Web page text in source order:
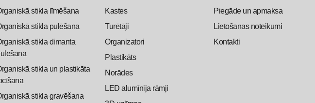
stikla līmēšana
stikla pulēšana
stikla dimanta
stikla un plastikāta
stikla gravēšana
Kastes
Turētāji
Organizatori
Plastikāts
Norādes
LED alumīnija rāmji
Piegāde un apmaksa
Lietošanas noteikumi
Kontakti